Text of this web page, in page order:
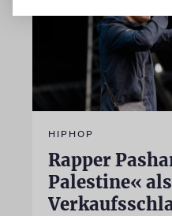
HIPHOP
Rapper
Palestine« als